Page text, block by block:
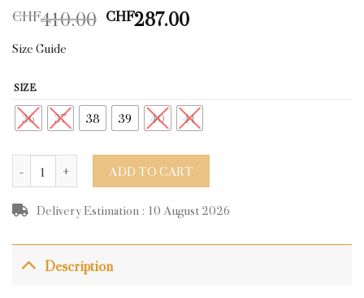
CHF410.00 Original
CHF287.00Current
Size Guide
SIZE
36 37 38 39 40 41
MEGEVE SILVER quantityADD TO CART
Delivery Estimation : 10 August 2026
Description